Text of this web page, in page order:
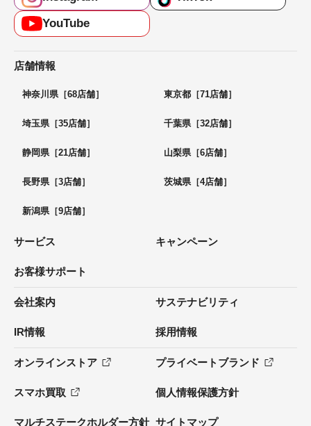
YouTube
店舗情報
神奈川県［68店舗］ 東京都［71店舗］
埼玉県［35店舗］ 千葉県［32店舗］
静岡県［21店舗］ 山梨県［6店舗］
長野県［3店舗］ 茨城県［4店舗］
新潟県［9店舗］
サービス キャンペーン
お客様サポート
会社案内 サステナビリティ
IR情報 採用情報
オンラインストア プライベートブランド
スマホ買取 個人情報保護方針
マルチステークホルダー方針 サイトマップ